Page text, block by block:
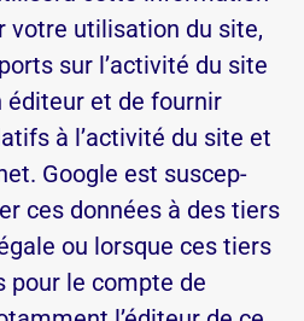
votre uti­li­sa­tion du site,
sur l’ac­ti­vité du site
édi­teur et de fournir
à l’ac­ti­vité du site et
Google est sus­cep­
ces don­nées à des tiers
ou lorsque ces tiers
pour le compte de